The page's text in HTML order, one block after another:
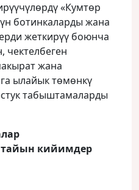
«Кумтөр
ботинкаларды жана
жеткирүү боюнча
чектелбеген
жана
ылайык төмөнкү
табыштамаларды
кийимдер